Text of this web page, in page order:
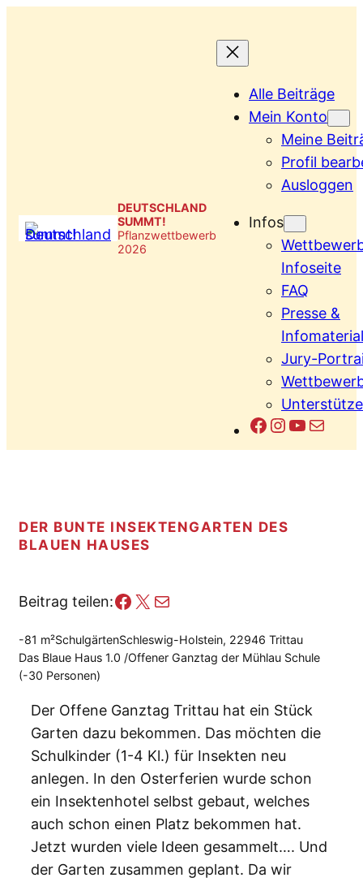
DEUTSCHLAND
SUMMT!
Pflanzwettbewerb
2026
Alle Beiträge
Mein Konto
Meine
Profil
Ausloggen
Infos
Infoseite
FAQ
Presse &
Infomaterial
Jury-
Facebook
Instagram
E-Mail
DER BUNTE INSEKTENGARTEN DES
BLAUEN HAUSES
Beitrag teilen:Facebook
X E-Mail
-81 m²SchulgärtenSchleswig-Holstein, 22946 Trittau
Das Blaue Haus 1.0 /Offener Ganztag der Mühlau Schule
(-30 Personen)
Der Offene Ganztag Trittau hat ein Stück
Garten dazu bekommen. Das möchten die
Schulkinder (1-4 Kl.) für Insekten neu
anlegen. In den Osterferien wurde schon
ein Insektenhotel selbst gebaut, welches
auch schon einen Platz bekommen hat.
Jetzt wurden viele Ideen gesammelt…. Und
der Garten zusammen geplant. Da wir